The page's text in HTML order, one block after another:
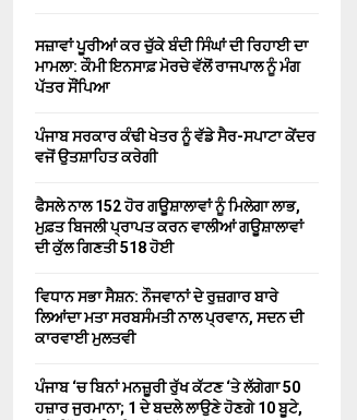
ਸਜ਼ਾਵਾਂ ਪੂਰੀਆਂ ਕਰ ਚੁੱਕੇ ਬੰਦੀ ਸਿੰਘਾਂ ਦੀ ਰਿਹਾਈ ਦਾ
ਮਾਮਲਾ: ਕੌਮੀ ਇਨਸਾਫ਼ ਮੋਰਚੇ ਵੱਲੋਂ ਰਾਜਪਾਲ ਨੂੰ ਮੰਗ
ਪੱਤਰ ਸੌਂਪਿਆ
ਪੰਜਾਬ ਸਰਕਾਰ ਕੰਢੀ ਖੇਤਰ ਨੂੰ ਵੱਡੇ ਸੈਰ-ਸਪਾਟਾ ਕੇਂਦਰ
ਵਜੋਂ ਉਤਸ਼ਾਹਿਤ ਕਰੇਗੀ
ਫੈਸਲੇ ਨਾਲ 152 ਹੋਰ ਗਊਸ਼ਾਲਾਵਾਂ ਨੂੰ ਮਿਲੇਗਾ ਲਾਭ,
ਮੁਫ਼ਤ ਬਿਜਲੀ ਪ੍ਰਾਪਤ ਕਰਨ ਵਾਲੀਆਂ ਗਊਸ਼ਾਲਾਵਾਂ
ਦੀ ਕੁੱਲ ਗਿਣਤੀ 518 ਹੋਈ
ਵਿਧਾਨ ਸਭਾ ਸੈਸ਼ਨ: ਨੌਜਵਾਨਾਂ ਦੇ ਰੁਜ਼ਗਾਰ ਬਾਰੇ
ਲਿਆਂਦਾ ਮਤਾ ਸਰਬਸੰਮਤੀ ਨਾਲ ਪ੍ਰਵਾਨ, ਸਦਨ ਦੀ
ਕਾਰਵਾਈ ਮੁਲਤਵੀ
ਪੰਜਾਬ ‘ਚ ਬਿਨਾਂ ਮਨਜ਼ੂਰੀ ਰੁੱਖ ਕੱਟਣ ‘ਤੇ ਲੱਗੇਗਾ 50
ਹਜ਼ਾਰ ਜੁਰਮਾਨਾ; 1 ਦੇ ਬਦਲੇ ਲਾਉਣੇ ਹੋਣਗੇ 10 ਬੂਟੇ,